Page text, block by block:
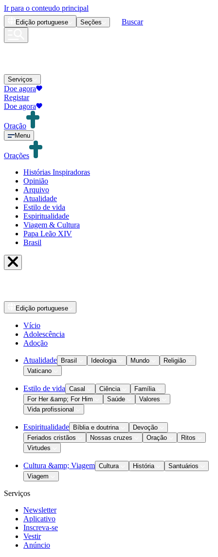
Ir para o conteudo principal
Edição portuguese Seções Buscar
Serviços
Doe agora
Registar
Doe agora
Oração
Menu
Orações
Histórias Inspiradoras
Opinião
Arquivo
Atualidade
Estilo de vida
Espiritualidade
Viagem & Cultura
Papa Leão XIV
Brasil
Edição portuguese
Vício
Adolescência
Adoção
Atualidade Brasil Ideologia Mundo
Religião
Vaticano
Estilo de vida Casal Ciência
Família
For Her &amp; For Him
Saúde
Valores
Vida profissional
Espiritualidade Bíblia e doutrina
Devoção
Feriados cristãos
Nossas cruzes Oração
Ritos
Virtudes
Cultura &amp; Viagem Cultura História
Santuários
Viagem
Serviços
Newsletter
Aplicativo
Inscreva-se
Vestir
Anúncio